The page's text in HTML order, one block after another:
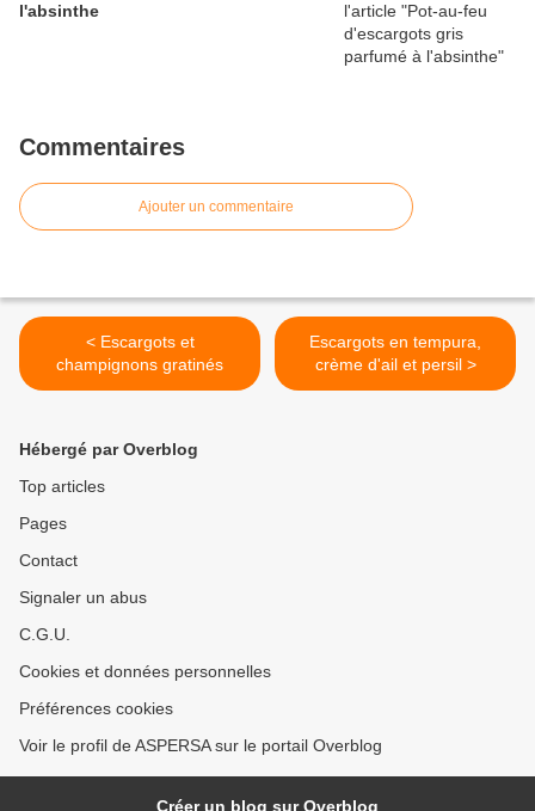
l'absinthe
Commentaires
Ajouter un commentaire
< Escargots et
champignons gratinés
Escargots en tempura,
crème d'ail et persil >
Hébergé par Overblog
Top articles
Pages
Contact
Signaler un abus
C.G.U.
Cookies et données personnelles
Préférences cookies
Voir le profil de ASPERSA sur le portail Overblog
Créer un blog sur Overblog